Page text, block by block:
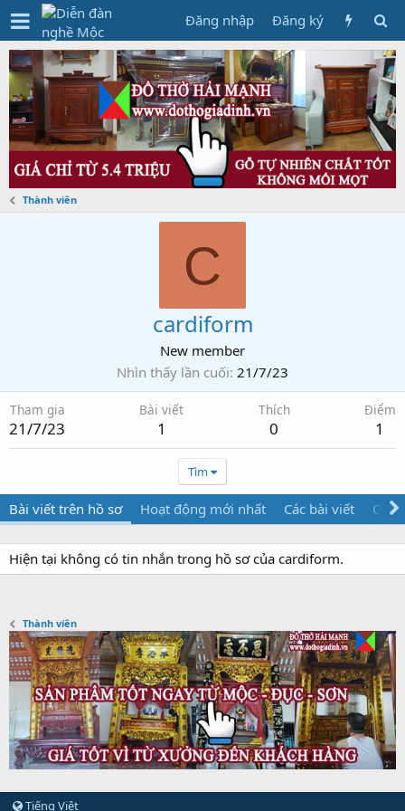
Đăng nhập Đăng ký
Thành viên
C
cardiform
New member
Nhìn thấy lần cuối 21/7/23
Tham gia
21/7/23
Bài viết
1
Thích
0
Điểm
1
Tìm
Bài viết trên hồ sơ Hoạt động mới nhất Các bài viết Giới
Hiện tại không có tin nhắn trong hồ sơ của cardiform.
Thành viên
Tiếng Việt